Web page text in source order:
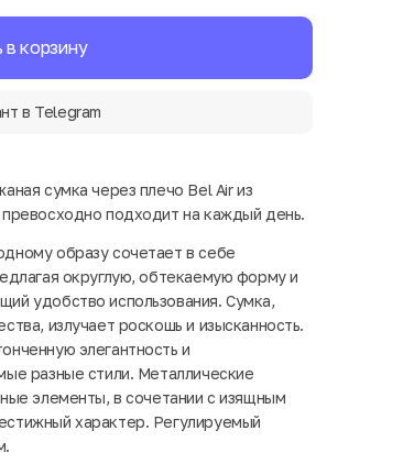
корзину
в Telegram
сумка через плечо Bel Air из
подходит на каждый день.
образу сочетает в себе
округлую, обтекаемую форму и
удобство использования. Сумка,
излучает роскошь и изысканность.
элегантность и
разные стили. Металлические
элементы, в сочетании с изящным
характер. Регулируемый